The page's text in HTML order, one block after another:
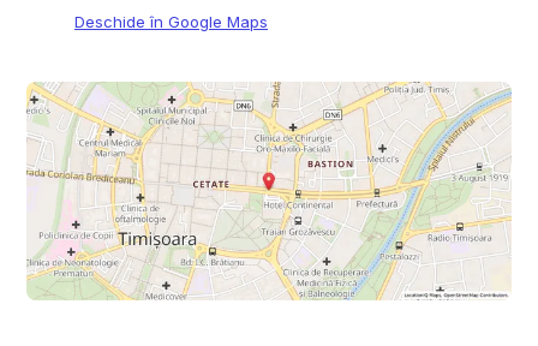
Deschide în Google Maps